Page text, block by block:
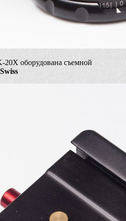
20X оборудована съемной